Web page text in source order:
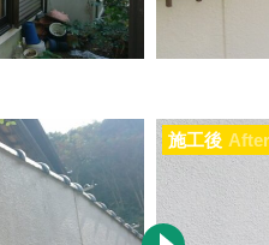
施工後 After